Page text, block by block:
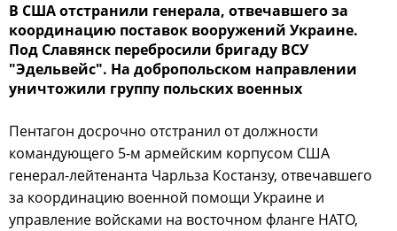
В США отстранили генерала, отвечавшего за
координацию поставок вооружений Украине.
Под Славянск перебросили бригаду ВСУ
"Эдельвейс". На добропольском направлении
уничтожили группу польских военных
Пентагон досрочно отстранил от должности
командующего 5-м армейским корпусом США
генерал-лейтенанта Чарльза Костанзу, отвечавшего
за координацию военной помощи Украине и
управление войсками на восточном фланге НАТО,